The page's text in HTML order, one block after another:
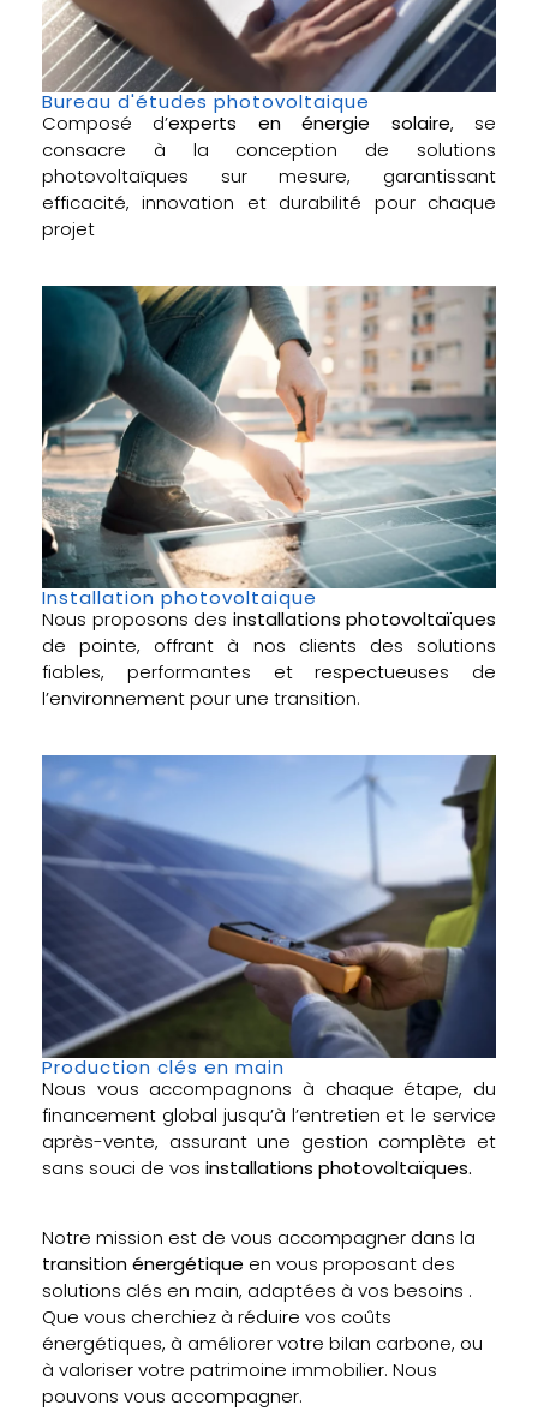
Bureau d'études photovoltaique
Composé d’experts en énergie solaire, se
consacre à la conception de solutions
photovoltaïques sur mesure, garantissant
efficacité, innovation et durabilité pour chaque
projet
Installation photovoltaique
Nous proposons des installations photovoltaïques
de pointe, offrant à nos clients des solutions
fiables, performantes et respectueuses de
l’environnement pour une transition.
Production clés en main
Nous vous accompagnons à chaque étape, du
financement global jusqu’à l’entretien et le service
après-vente, assurant une gestion complète et
sans souci de vos installations photovoltaïques.
Notre mission est de vous accompagner dans la
transition énergétique en vous proposant des
solutions clés en main, adaptées à vos besoins .
Que vous cherchiez à réduire vos coûts
énergétiques, à améliorer votre bilan carbone, ou
à valoriser votre patrimoine immobilier. Nous
pouvons vous accompagner.